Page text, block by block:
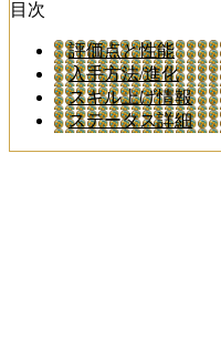
目次
評価点と性能
入手方法/進化
スキル上げ情報
ステータス詳細